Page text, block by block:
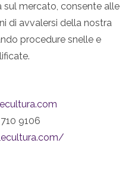
sul mercato, consente alle
di avvalersi della nostra
procedure snelle e
9106